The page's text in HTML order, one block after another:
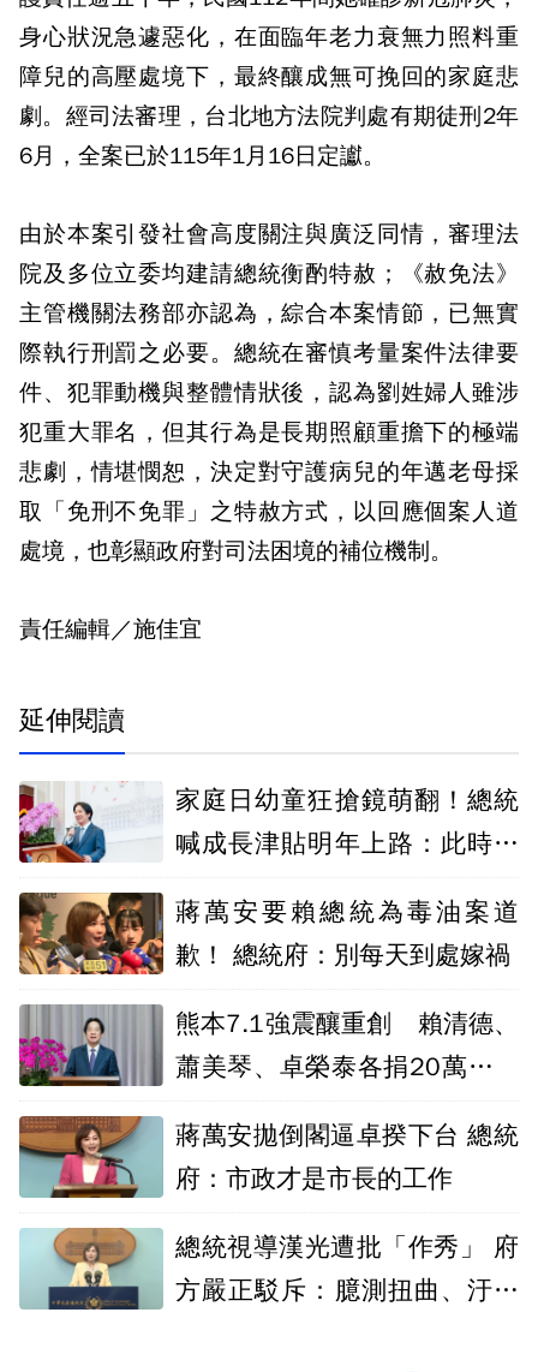
身心狀況急遽惡化，在面臨年老力衰無力照料重
障兒的高壓處境下，最終釀成無可挽回的家庭悲
劇。經司法審理，台北地方法院判處有期徒刑2年
6月，全案已於115年1月16日定讞。
由於本案引發社會高度關注與廣泛同情，審理法
院及多位立委均建請總統衡酌特赦；《赦免法》
主管機關法務部亦認為，綜合本案情節，已無實
際執行刑罰之必要。總統在審慎考量案件法律要
件、犯罪動機與整體情狀後，認為劉姓婦人雖涉
犯重大罪名，但其行為是長期照顧重擔下的極端
悲劇，情堪憫恕，決定對守護病兒的年邁老母採
取「免刑不免罪」之特赦方式，以回應個案人道
處境，也彰顯政府對司法困境的補位機制。
責任編輯／施佳宜
延伸閱讀
家庭日幼童狂搶鏡萌翻！總統
喊成長津貼明年上路：此時不
蔣萬安要賴總統為毒油案道
歉！ 總統府：別每天到處嫁禍
熊本7.1強震釀重創 賴清德、
蕭美琴、卓榮泰各捐20萬元賑
蔣萬安拋倒閣逼卓揆下台 總統
府：市政才是市長的工作
總統視導漢光遭批「作秀」 府
方嚴正駁斥：臆測扭曲、汙名